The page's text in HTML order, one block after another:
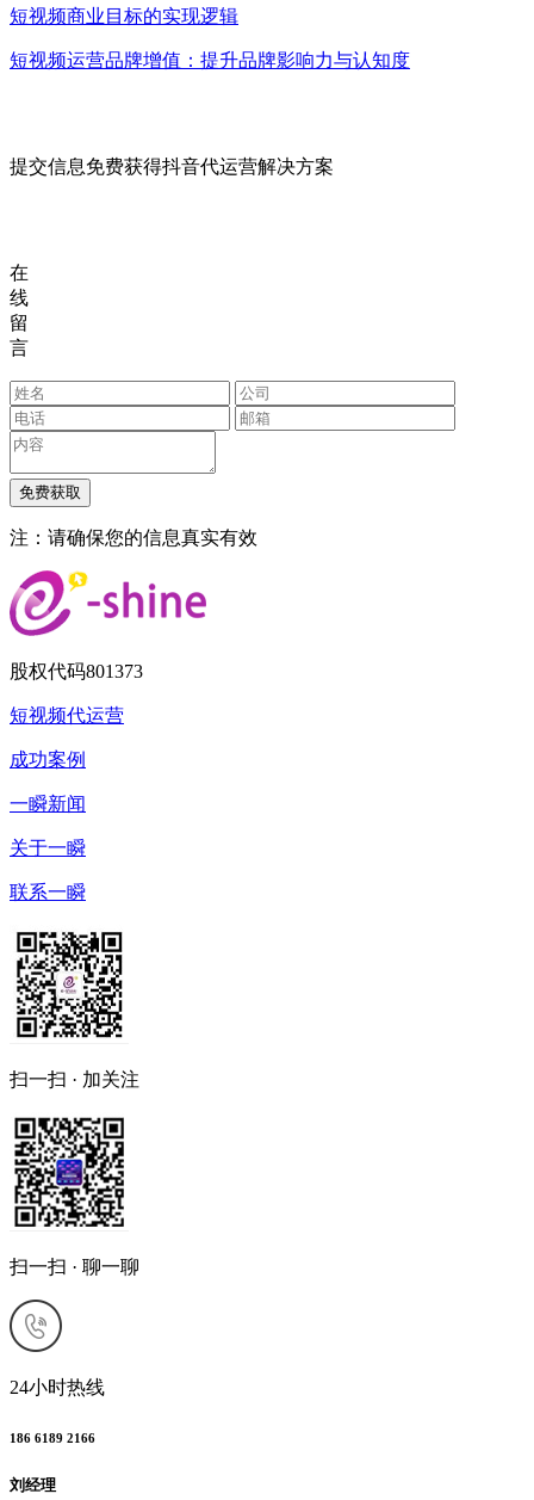
短视频商业目标的实现逻辑
短视频运营品牌增值：提升品牌影响力与认知度
提交信息免费获得抖音代运营解决方案
在
线
留
言
注：请确保您的信息真实有效
股权代码801373
短视频代运营
成功案例
一瞬新闻
关于一瞬
联系一瞬
扫一扫 · 加关注
扫一扫 · 聊一聊
24小时热线
186 6189 2166
刘经理